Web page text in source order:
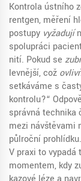
Kontrola ústního
rentgen, měření
postupy vyžadují
spolupráci
nití. Pokud se
levnější, což
setkáváme s
kontrolu?“
správná technika
mezi návštěvami
půlroční prohlídku.
V praxi to vypadá
momentem, kdy